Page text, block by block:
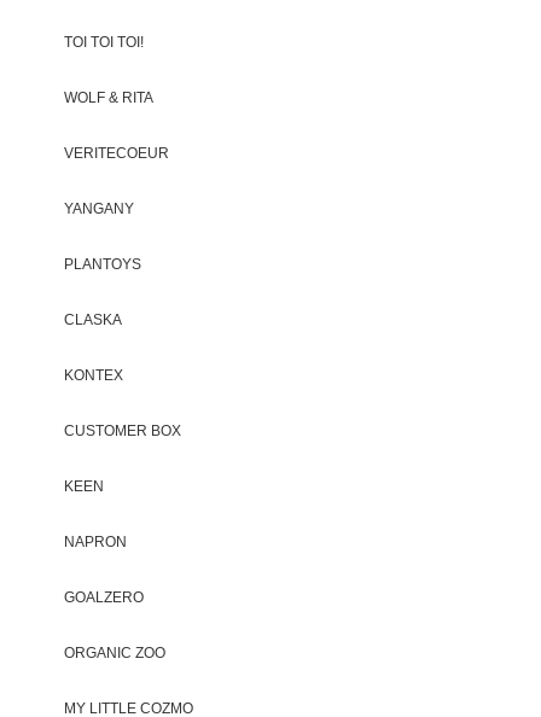
TOI TOI TOI!
WOLF & RITA
VERITECOEUR
YANGANY
PLANTOYS
CLASKA
KONTEX
CUSTOMER BOX
KEEN
NAPRON
GOALZERO
ORGANIC ZOO
MY LITTLE COZMO